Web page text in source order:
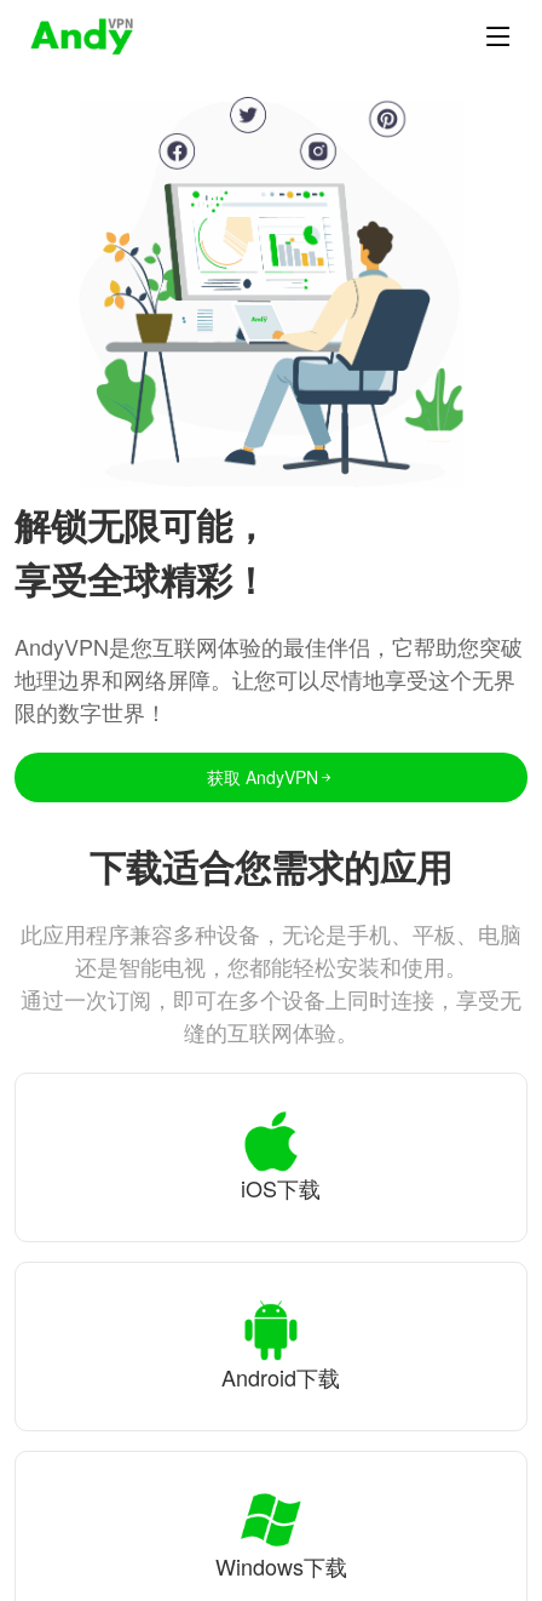
解锁无限可能，
享受全球精彩！
AndyVPN是您互联网体验的最佳伴侣，它帮助您突破
地理边界和网络屏障。让您可以尽情地享受这个无界
限的数字世界！
获取 AndyVPN
下载适合您需求的应用
此应用程序兼容多种设备，无论是手机、平板、电脑
还是智能电视，您都能轻松安装和使用。
通过一次订阅，即可在多个设备上同时连接，享受无
缝的互联网体验。
iOS下载
Android下载
Windows下载